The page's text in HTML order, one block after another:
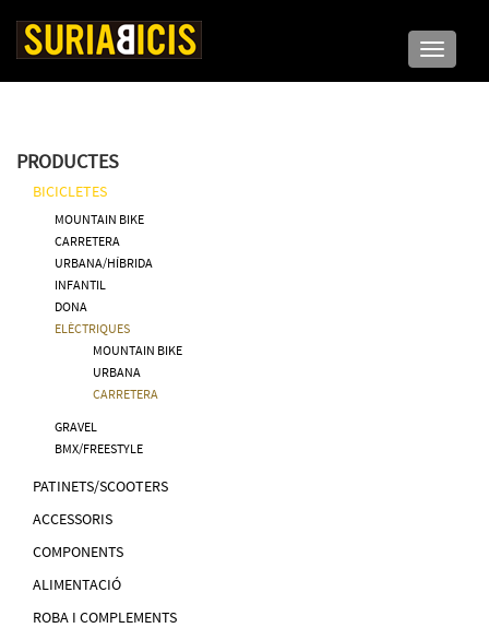
Toggle
PRODUCTES
BICICLETES
MOUNTAIN BIKE
CARRETERA
URBANA/HÍBRIDA
INFANTIL
DONA
ELÈCTRIQUES
MOUNTAIN BIKE
URBANA
CARRETERA
GRAVEL
BMX/FREESTYLE
PATINETS/SCOOTERS
ACCESSORIS
COMPONENTS
ALIMENTACIÓ
ROBA I COMPLEMENTS